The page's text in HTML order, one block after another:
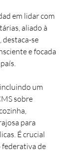
em lidar com
aliado à
destaca-se
e focada
um
sobre
para
É crucial
federativa de